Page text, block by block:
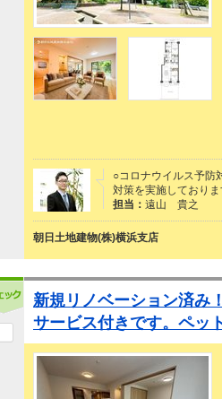
○コロナウイルス予防
対策を実施しており
担当： 遠山 貴之
朝日土地建物(株)横浜支店
新規リノベーション済み
サービス付きです。ペッ